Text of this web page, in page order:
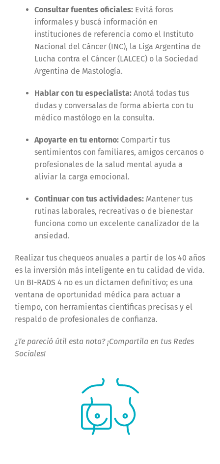
Consultar fuentes oficiales:Evitá foros
informales y buscá información en
instituciones de referencia como el Instituto
Nacional del Cáncer (INC), la Liga Argentina de
Lucha contra el Cáncer (LALCEC) o la Sociedad
Argentina de Mastología.
Hablar con tu especialista:Anotá todas tus
dudas y conversalas de forma abierta con tu
médico mastólogo en la consulta.
Apoyarte en tu entorno:Compartir tus
sentimientos con familiares, amigos cercanos o
profesionales de la salud mental ayuda a
aliviar la carga emocional.
Continuar con tus actividades:Mantener tus
rutinas laborales, recreativas o de bienestar
funciona como un excelente canalizador de la
ansiedad.
Realizar tus chequeos anuales a partir de los 40 años
es la inversión más inteligente en tu calidad de vida.
Un BI-RADS 4 no es un dictamen definitivo; es una
ventana de oportunidad médica para actuar a
tiempo, con herramientas científicas precisas y el
respaldo de profesionales de confianza.
¿Te pareció útil esta nota? ¡Compartila en tus Redes
Sociales!